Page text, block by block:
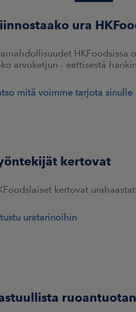
ura
HKFoodsissa
arvoketjun - eettisestä
mitä voimme tarjota sinulle
kertovat
kertovat
uratarinoihin